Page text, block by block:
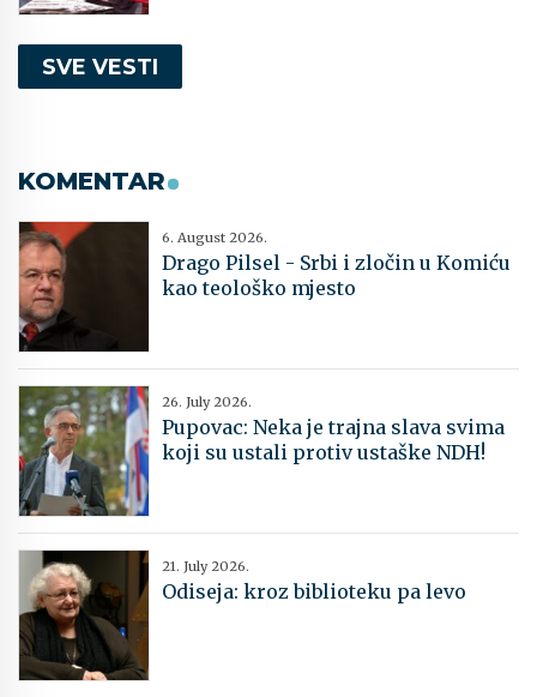
SVE VESTI
KOMENTAR
6. August 2026.
Drago Pilsel - Srbi i zločin u Komiću
kao teološko mjesto
26. July 2026.
Pupovac: Neka je trajna slava svima
koji su ustali protiv ustaške NDH!
21. July 2026.
Odiseja: kroz biblioteku pa levo